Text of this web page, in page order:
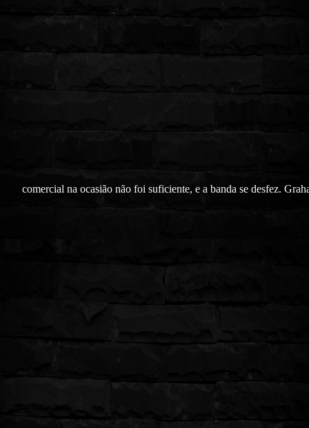
comercial na ocasião não foi suficiente, e a banda se desfez.